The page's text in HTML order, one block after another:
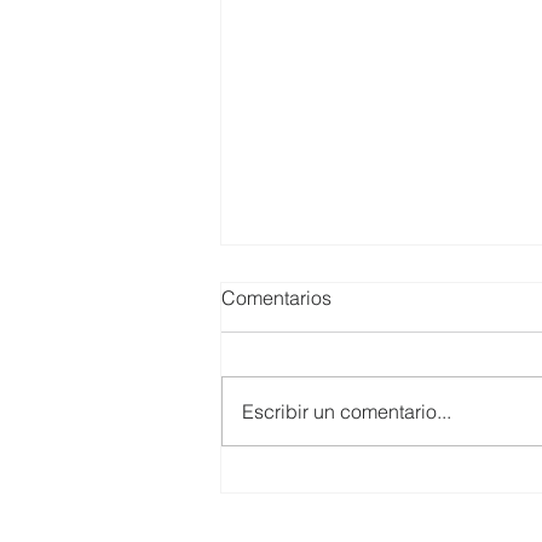
Comentarios
Escribir un comentario...